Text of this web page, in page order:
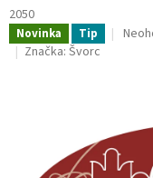
2050
Novinka Tip
5
Značka: Švorc